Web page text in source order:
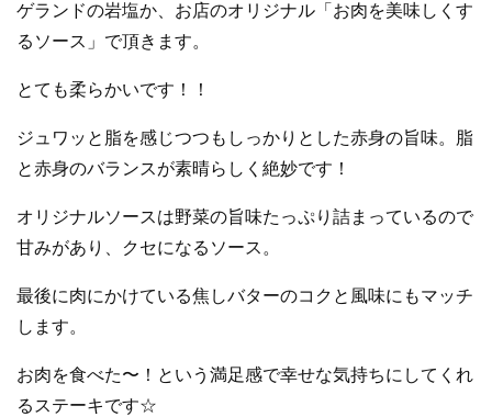
ゲランドの岩塩か、お店のオリジナル「お肉を美味しくす
るソース」で頂きます。
とても柔らかいです！！
ジュワッと脂を感じつつもしっかりとした赤身の旨味。脂
と赤身のバランスが素晴らしく絶妙です！
オリジナルソースは野菜の旨味たっぷり詰まっているので
甘みがあり、クセになるソース。
最後に肉にかけている焦しバターのコクと風味にもマッチ
します。
お肉を食べた〜！という満足感で幸せな気持ちにしてくれ
るステーキです☆